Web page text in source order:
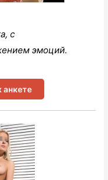
с
эмоций.
анкете